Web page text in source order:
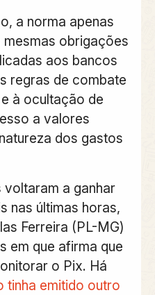
a norma apenas
obrigações
aos bancos
regras de combate
à ocultação de
a valores
dos gastos
a ganhar
nas últimas horas,
Ferreira (PL-MG)
em que afirma que
o Pix. Há
tinha emitido outro